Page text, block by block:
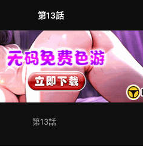
第13話
第13話